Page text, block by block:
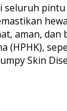
seluruh
aman, dan
(HPHK),
Skin